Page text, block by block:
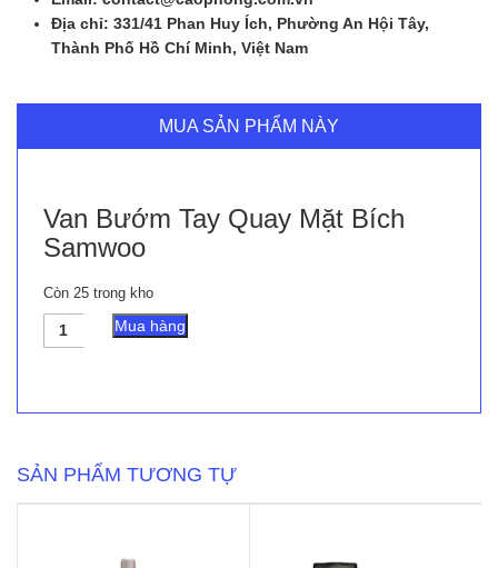
Địa chỉ: 331/41 Phan Huy Ích, Phường An Hội Tây,
Thành Phố Hồ Chí Minh, Việt Nam
MUA SẢN PHẨM NÀY
Van Bướm Tay Quay Mặt Bích
Samwoo
Còn 25 trong kho
Van
lượng
Mua hàng
SẢN PHẨM TƯƠNG TỰ